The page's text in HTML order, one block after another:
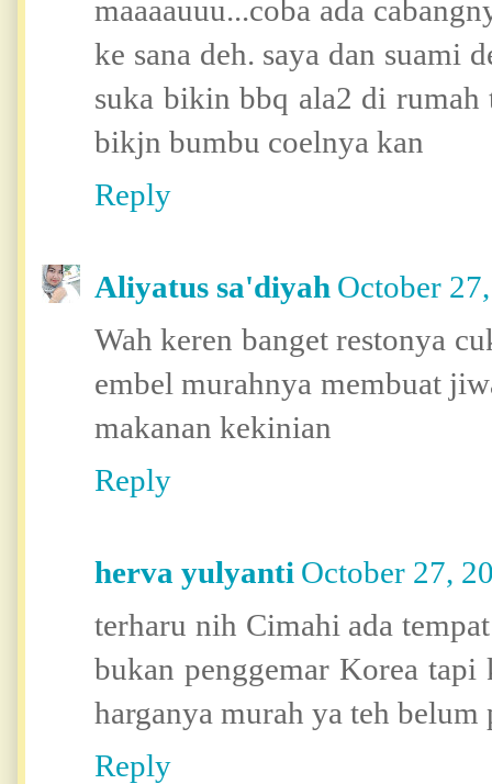
maaaauuu...coba ada
ke sana deh. saya dan suami
suka bikin bbq ala2 di
bikjn bumbu coelnya kan
Reply
Aliyatus sa'diyah October
Wah keren banget restonya
embel murahnya membuat
makanan kekinian
Reply
herva yulyanti October 27,
terharu nih Cimahi ada
bukan penggemar Korea
harganya murah ya teh
Reply